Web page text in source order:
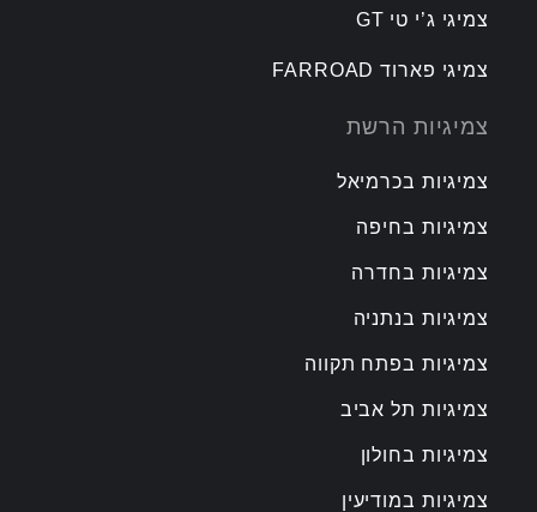
צמיגי ג’י טי GT
צמיגי פארוד FARROAD
צמיגיות הרשת
צמיגיות בכרמיאל
צמיגיות בחיפה
צמיגיות בחדרה
צמיגיות בנתניה
צמיגיות בפתח תקווה
צמיגיות תל אביב
צמיגיות בחולון
צמיגיות במודיעין